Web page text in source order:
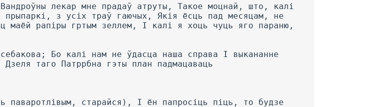
лекар мне прадаў атруты, Такое моцнай, што, калі
з усіх траў гаючых, Якія ёсць пад месяцам, не
маёй рапіры гртым зеллем, I калі я хоць чуць яго параню,
Бо калі нам не ўдасца наша справа I выкананне
таго Патррбна гэты план падмацаваць
паваротлівым, старайся), I ён папросіць піць, то будзе